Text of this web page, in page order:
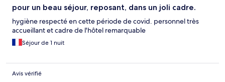
pour un beau séjour, reposant, dans un joli cadre.
hygiène respecté en cette période de covid. personnel très
accueillant et cadre de l'hôtel remarquable
Séjour de 1 nuit
Avis vérifié